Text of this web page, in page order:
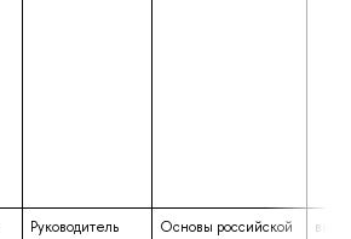
Руководитель
Основы российской